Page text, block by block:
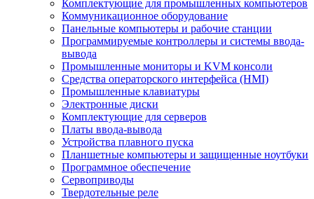
Комплектующие для промышленных компьютеров
Коммуникационное оборудование
Панельные компьютеры и рабочие станции
Программируемые контроллеры и системы ввода-
вывода
Промышленные мониторы и KVM консоли
Средства операторского интерфейса (HMI)
Промышленные клавиатуры
Электронные диски
Комплектующие для серверов
Платы ввода-вывода
Устройства плавного пуска
Планшетные компьютеры и защищенные ноутбуки
Программное обеспечение
Сервоприводы
Твердотельные реле